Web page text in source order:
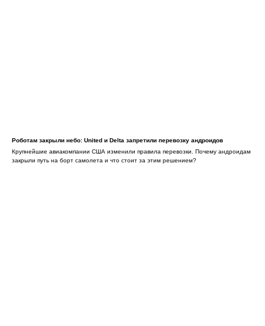
Роботам закрыли небо: United и Delta запретили перевозку андроидов
Крупнейшие авиакомпании США изменили правила перевозки. Почему андроидам
закрыли путь на борт самолета и что стоит за этим решением?